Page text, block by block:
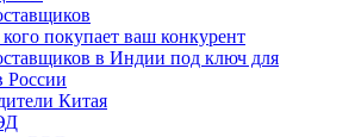
покупает ваш конкурент
в Индии под ключ для
России
Китая